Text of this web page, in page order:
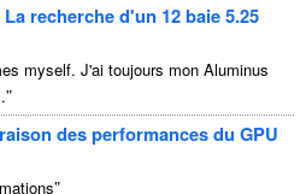
La recherche d'un 12 baie 5.25
myself. J'ai toujours mon Aluminus
”
des performances du GPU
”